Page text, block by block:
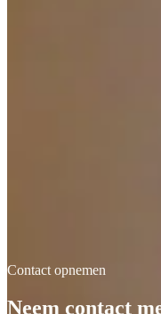
Contact opnemen
Neem contact